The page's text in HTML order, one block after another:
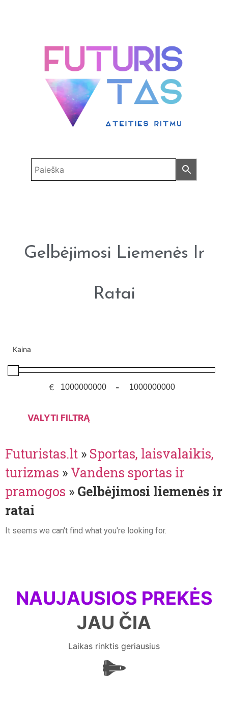
Gelbėjimosi Liemenės Ir
Ratai
Kaina
€ -
VALYTI FILTRĄ
Futuristas.lt » Sportas, laisvalaikis,
turizmas » Vandens sportas ir
pramogos » Gelbėjimosi liemenės ir
ratai
It seems we can't find what you're looking for.
NAUJAUSIOS PREKĖS
JAU ČIA
Laikas rinktis geriausius